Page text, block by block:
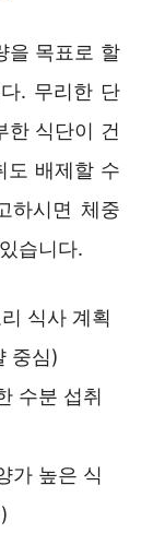
을 목표로 할
. 무리한 단
한 식단이 건
도 배제할 수
하시면 체중
습니다.
식사 계획
중심)
수분 섭취
가 높은 식